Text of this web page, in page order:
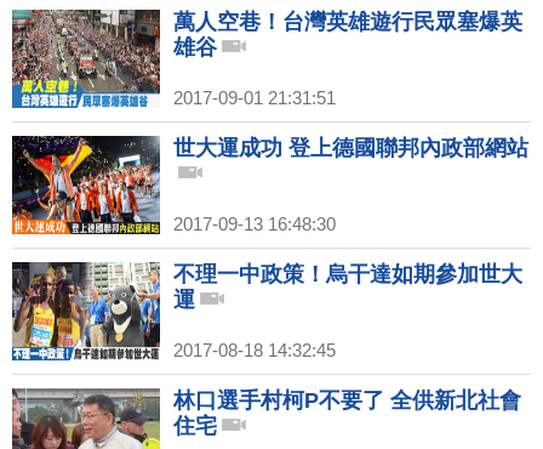
萬人空巷！台灣英雄遊行民眾塞爆英
雄谷
2017-09-01 21:31:51
世大運成功 登上德國聯邦內政部網站
2017-09-13 16:48:30
不理一中政策！烏干達如期參加世大
運
2017-08-18 14:32:45
林口選手村柯P不要了 全供新北社會
住宅